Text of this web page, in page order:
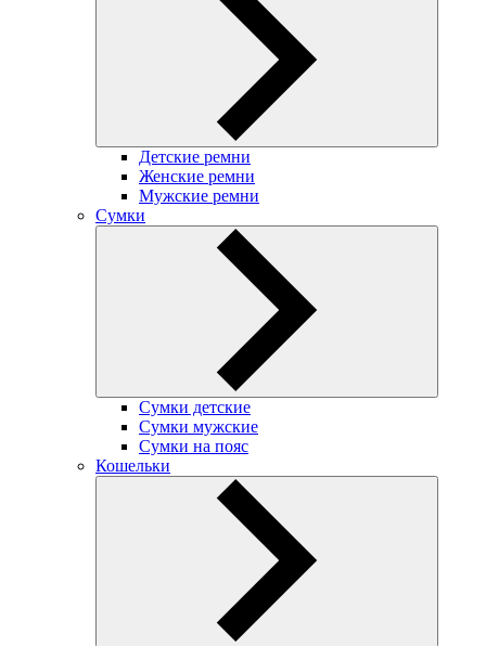
Детские ремни
Женские ремни
Мужские ремни
Сумки
Сумки детские
Сумки мужские
Сумки на пояс
Кошельки